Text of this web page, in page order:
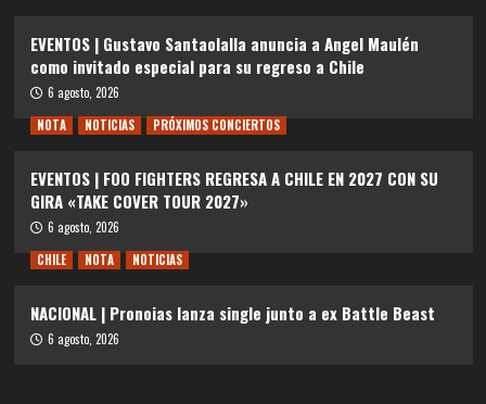
EVENTOS | Gustavo Santaolalla anuncia a Angel Maulén
como invitado especial para su regreso a Chile
6 agosto, 2026
NOTA
NOTICIAS PRÓXIMOS CONCIERTOS
EVENTOS | FOO FIGHTERS REGRESA A CHILE EN 2027 CON SU
GIRA «TAKE COVER TOUR 2027»
6 agosto, 2026
CHILE
NOTA NOTICIAS
NACIONAL | Pronoias lanza single junto a ex Battle Beast
6 agosto, 2026